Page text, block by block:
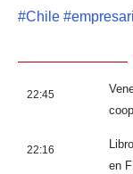
#Chile #
22:45
22:16
en